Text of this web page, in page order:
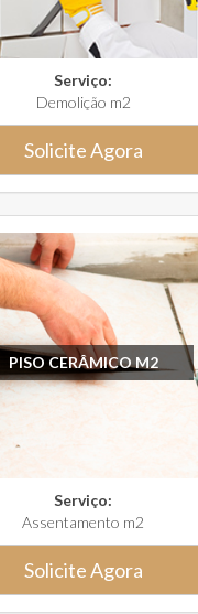
Serviço:
Demolição m2
Solicite Agora
PISO CERÂMICO M2
Serviço:
Assentamento m2
Solicite Agora